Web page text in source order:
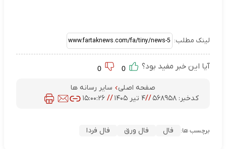
لینک مطلب:
آیا این خبر مفید بود؟
صفحه اصلی
سایر رسانه ها
کدخبر: ۵۶۸۹۵۸ //۴ تیر ۱۴۰۵ // ۱۵:۰۰:۲۶
برچسب ها: فال فال ورق فال فردا